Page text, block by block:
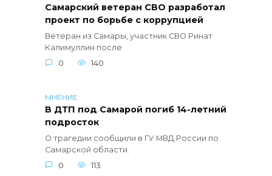
Самарский ветеран СВО разработал
проект по борьбе с коррупцией
Ветеран из Самары, участник СВО Ринат
Калимуллин после
0
140
МНЕНИЕ
В ДТП под Самарой погиб 14-летний
подросток
О трагедии сообщили в ГУ МВД России по
Самарской области.
0
113